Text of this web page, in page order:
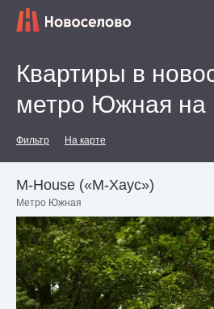
Квартиры в
метро Южная на
Фильтр На карте
М-House («М-Хаус»)
Метро Южная